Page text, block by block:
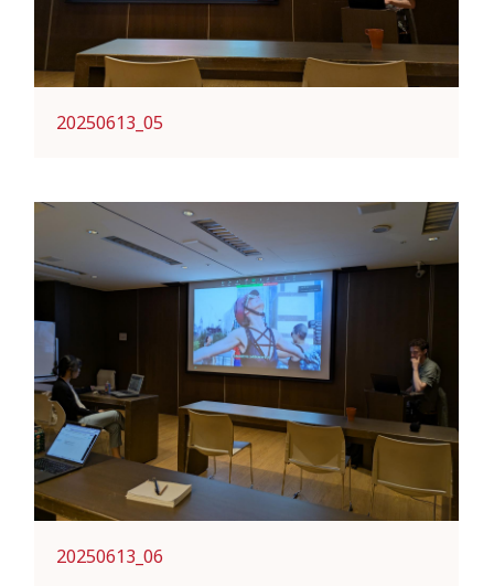
20250613_05
20250613_06